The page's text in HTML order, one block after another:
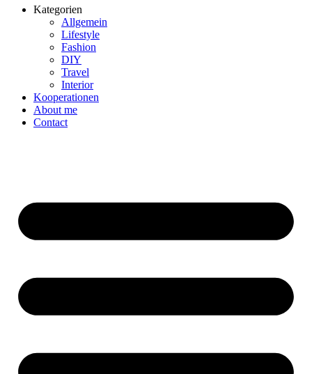
Kategorien
Allgemein
Lifestyle
Fashion
DIY
Travel
Interior
Kooperationen
About me
Contact